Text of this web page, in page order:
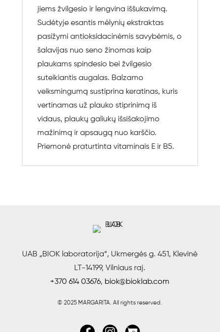
jiems žvilgesio ir lengvina iššukavimą.
Sudėtyje esantis mėlynių ekstraktas
pasižymi antioksidacinėmis savybėmis, o
šalavijas nuo seno žinomas kaip
plaukams spindesio bei žvilgesio
suteikiantis augalas. Balzamo
veiksmingumą sustiprina keratinas, kuris
vertinamas už plauko stiprinimą iš
vidaus, plaukų galiukų išsišakojimo
mažinimą ir apsaugą nuo karščio.
Priemonė praturtinta vitaminais E ir B5.
UAB „BIOK laboratorija“, Ukmergės g. 451, Klevinė
LT-14199, Vilniaus raj.
+370 614 03676, biok@bioklab.com
© 2025 MARGARITA.All rights reserved.